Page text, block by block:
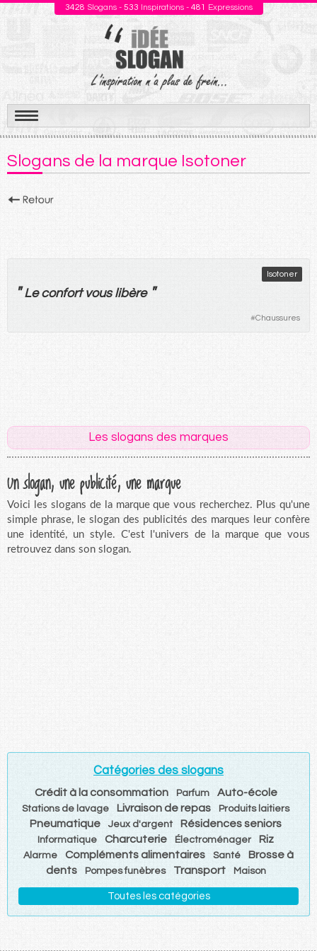
3428 Slogans - 533 Inspirations - 481 Expressions
Aller
au
contenu
Slogans de la marque Isotoner
Isotoner
" Le confort vous libère "
#Chaussures
Les slogans des marques
Un slogan, une publicité, une marque
Voici les slogans de la marque que vous recherchez. Plus qu'une
simple phrase, le slogan des publicités des marques leur confère
une identité, un style. C'est l'univers de la marque que vous
retrouvez dans son slogan.
Catégories des slogans
Crédit à la consommation Parfum Auto-école
Stations de lavage Livraison de repas Produits laitiers
Pneumatique Jeux d'argent Résidences seniors
Informatique Charcuterie Électroménager Riz
Alarme Compléments alimentaires Santé
Brosse à
dents
Pompes funèbres Transport Maison
Toutes les catégories